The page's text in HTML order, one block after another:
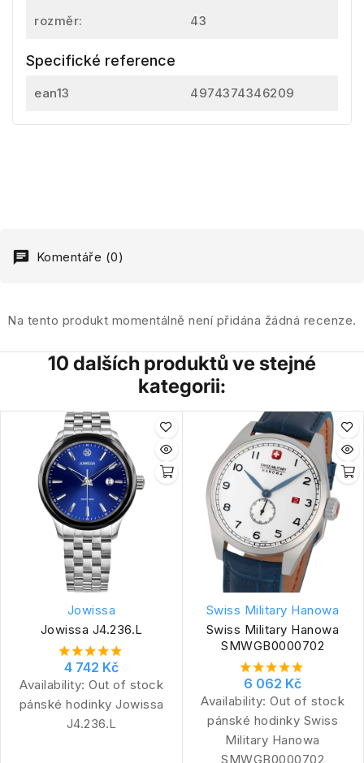
rozměr: 43
Specifické reference
ean13 4974374346209
Komentáře (0)
Na tento produkt momentálně není přidána žádná recenze.
10 dalších produktů ve stejné
kategorii:
Jowissa
Jowissa J4.236.L
4 742 Kč
Availability: Out of stock
pánské hodinky Jowissa
J4.236.L
Swiss Military Hanowa
Swiss Military Hanowa
SMWGB0000702
6 062 Kč
Availability: Out of stock
pánské hodinky Swiss
Military Hanowa
SMWGB0000702